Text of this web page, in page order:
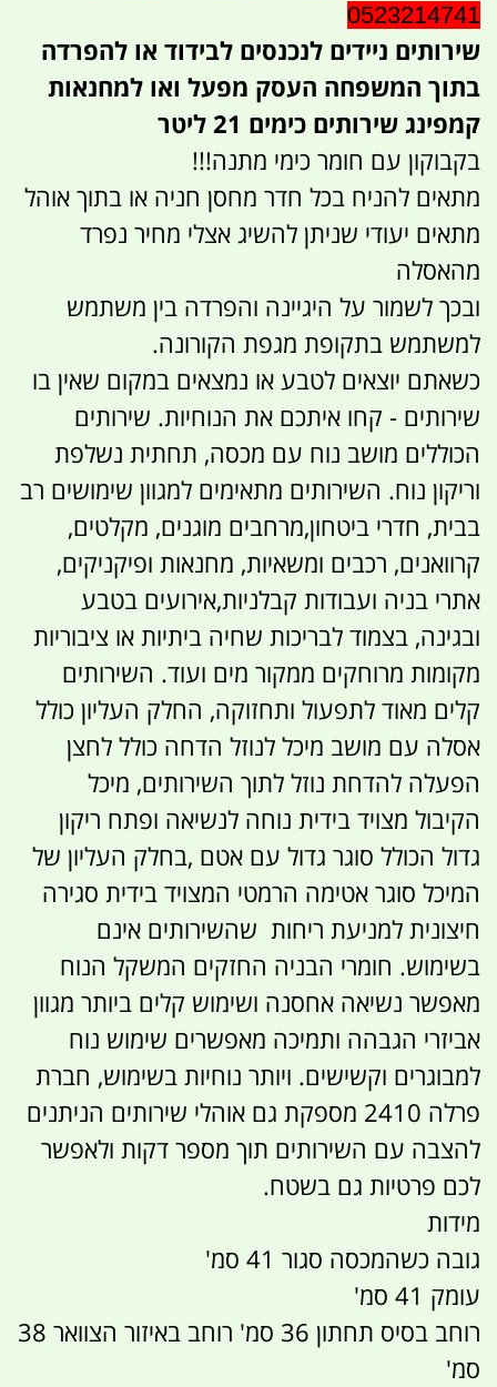
0523214741
שירותים ניידים לנכנסים לבידוד או להפרדה
בתוך המשפחה העסק מפעל ואו למחנאות
קמפינג שירותים כימים 21 ליטר
בקבוקון עם חומר כימי מתנה!!!
מתאים להניח בכל חדר מחסן חניה או בתוך אוהל
מתאים יעודי שניתן להשיג אצלי מחיר נפרד
מהאסלה
ובכך לשמור על היגיינה והפרדה בין משתמש
למשתמש בתקופת מגפת הקורונה.
כשאתם יוצאים לטבע או נמצאים במקום שאין בו
שירותים - קחו איתכם את הנוחיות. שירותים
הכוללים מושב נוח עם מכסה, תחתית נשלפת
וריקון נוח. השירותים מתאימים למגוון שימושים רב
בבית, חדרי ביטחון,מרחבים מוגנים, מקלטים,
קרוואנים, רכבים ומשאיות, מחנאות ופיקניקים,
אתרי בניה ועבודות קבלניות,אירועים בטבע
ובגינה, בצמוד לבריכות שחיה ביתיות או ציבוריות
מקומות מרוחקים ממקור מים ועוד. השירותים
קלים מאוד לתפעול ותחזוקה, החלק העליון כולל
אסלה עם מושב מיכל לנוזל הדחה כולל לחצן
הפעלה להדחת נוזל לתוך השירותים, מיכל
הקיבול מצויד בידית נוחה לנשיאה ופתח ריקון
גדול הכולל סוגר גדול עם אטם ,בחלק העליון של
המיכל סוגר אטימה הרמטי המצויד בידית סגירה
חיצונית למניעת ריחות שהשירותים אינם
בשימוש. חומרי הבניה החזקים המשקל הנוח
מאפשר נשיאה אחסנה ושימוש קלים ביותר מגוון
אביזרי הגבהה ותמיכה מאפשרים שימוש נוח
למבוגרים וקשישים. ויותר נוחיות בשימוש, חברת
פרלה 2410 מספקת גם אוהלי שירותים הניתנים
להצבה עם השירותים תוך מספר דקות ולאפשר
לכם פרטיות גם בשטח.
מידות
גובה כשהמכסה סגור 41 סמ'
עומק 41 סמ'
רוחב בסיס תחתון 36 סמ' רוחב באיזור הצוואר 38
סמ'